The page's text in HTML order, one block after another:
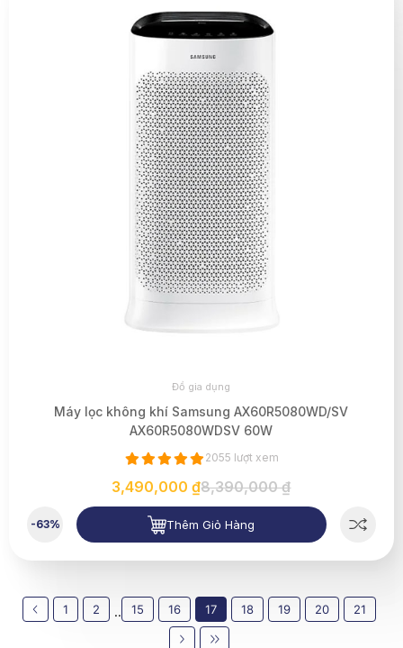
Đồ gia dụng
Máy lọc không khí Samsung AX60R5080WD/SV
AX60R5080WDSV 60W
2055 lượt xem
3,490,000 ₫8,390,000 ₫
-63% Thêm Giỏ Hàng
1 2 .. 15 16 17 18 19 20 21